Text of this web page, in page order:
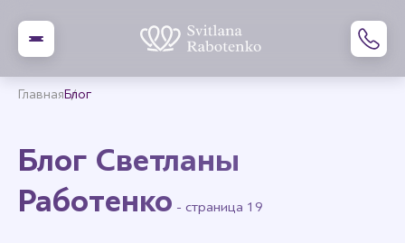
ГлавнаяБлог
Блог Светланы
Работенко - страница 19